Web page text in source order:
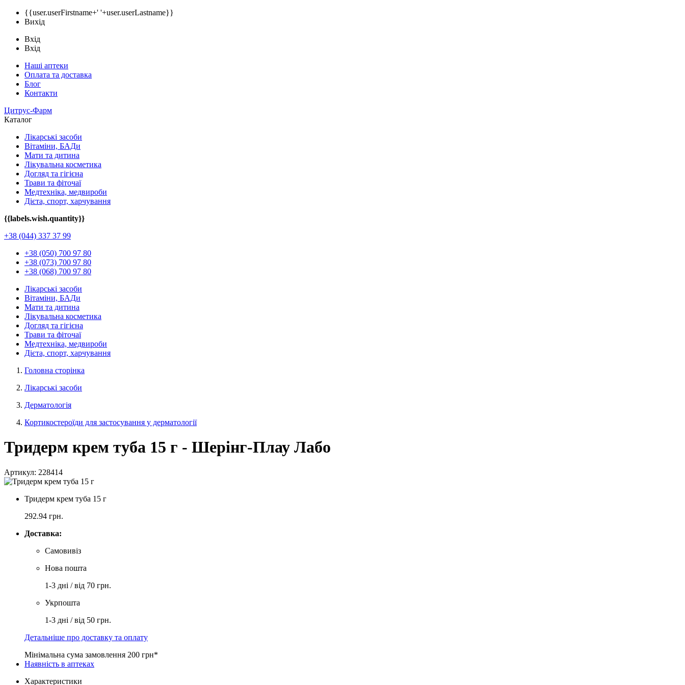
{{user.userFirstname+' '+user.userLastname}}
Вихід
Вхід
Вхід
Наші аптеки
Оплата та доставка
Блог
Контакти
Цитрус-Фарм
Каталог
Лікарські засоби
Вітаміни, БАДи
Мати та дитина
Лікувальна косметика
Догляд та гігієна
Трави та фіточаї
Медтехніка, медвироби
Дієта, спорт, харчування
{{labels.wish.quantity}}
+38 (044) 337 37 99
+38 (050) 700 97 80
+38 (073) 700 97 80
+38 (068) 700 97 80
Лікарські засоби
Вітаміни, БАДи
Мати та дитина
Лікувальна косметика
Догляд та гігієна
Трави та фіточаї
Медтехніка, медвироби
Дієта, спорт, харчування
Головна сторінка
Лікарські засоби
Дерматологія
Кортикостероїди для застосування у дерматології
Тридерм крем туба 15 г - Шерінг-Плау Лабо
Артикул: 228414
Тридерм крем туба 15 г
292.94 грн.
Доставка:
Самовивіз
Нова пошта
1-3 дні / від 70 грн.
Укрпошта
1-3 дні / від 50 грн.
Детальніше про доставку та оплату
Мінімальна сума замовлення 200 грн*
Наявність в аптеках
Характеристики